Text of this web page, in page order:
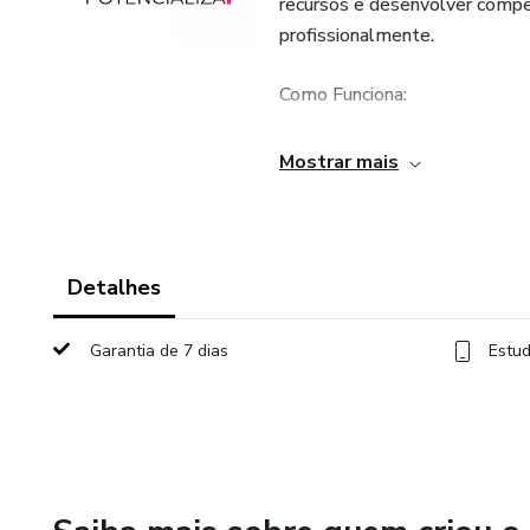
profissionalmente.
Como Funciona:
O Potencializa é composto
Mostrar mais
Detalhes
Garantia de 7 dias